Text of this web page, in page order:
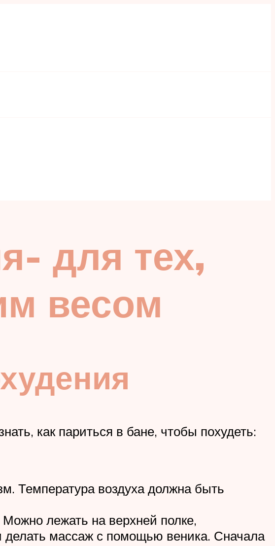
для тех,
весом
как париться в бане, чтобы похудеть:
Температура воздуха должна быть
лежать на верхней полке,
делать массаж с помощью веника. Сначала